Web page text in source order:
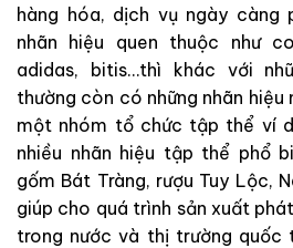
hàng hóa, dịch vụ ngày càng
nhãn hiệu quen thuộc như
adidas, bitis…thì khác với
thường còn có những nhãn
một nhóm tổ chức tập thể ví
nhiều nhãn hiệu tập thể phổ
gốm Bát Tràng, rượu Tuy Lộc,
giúp cho quá trình sản xuất
trong nước và thị trường quốc